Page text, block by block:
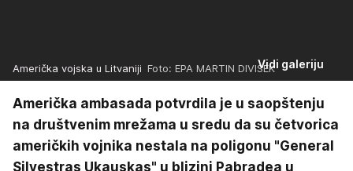
Vidi galeriju
Američka vojska u Litvaniji Foto: EPA MARTIN DIVISEK
Američka ambasada potvrdila je u saopštenju
na društvenim mrežama u sredu da su četvorica
američkih vojnika nestala na poligonu "General
Silvestras Ukauskas" u blizini Pabradea u